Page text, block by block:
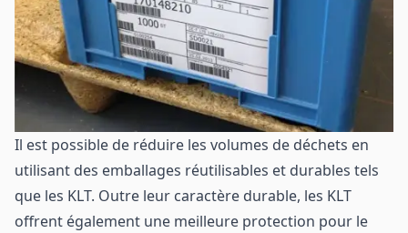
Il est possible de réduire les volumes de déchets en
utilisant des emballages réutilisables et durables tels
que les KLT. Outre leur caractère durable, les KLT
offrent également une meilleure protection pour le